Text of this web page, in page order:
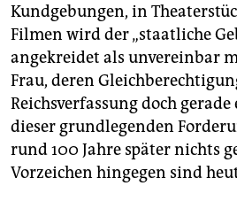
Kundgebungen, in
Filmen wird der „staatliche
angekreidet als unvereinbar
Frau, deren
Reichsverfassung doch
dieser grundlegenden
rund 100 Jahre später nichts
Vorzeichen hingegen sind